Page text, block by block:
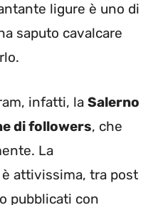
ligure è uno di
saputo cavalcare
infatti, la Salerno
di followers, che
La
attivissima, tra post
pubblicati con